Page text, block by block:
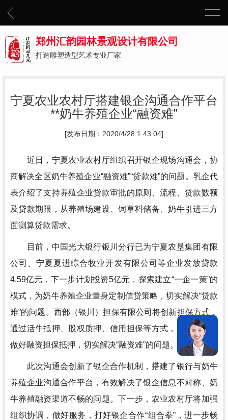
郑州汇韵园林景观设计有限公司
打造雕塑造型艺术专业厂家
宁夏农业农村厅搭建银企沟通合作平台
**奶牛养殖企业“融资难”
[发布日期：2020/4/28 1:43:04]
近日，宁夏农业农村厅组织召开银企现场沟通会，协
商解决全区奶牛养殖企业“融资难”“贷款难”的问题。乳企代
表介绍了支持养殖企业贷款审批的原则、流程、贷款数额
及贷款期限，从养殖场建设、饲草料储备、奶牛引进三方
面测算贷款需求。
目前，中国光大银行银川分行已为宁夏农垦集团有限
公司、宁夏夏进综合牧业开发有限公司等企业发放贷款
4.59亿元，下一步计划投资5亿元，探索建立“一企一策”的
模式，为奶牛养殖企业量身定制信贷策略，切实解决“贷款
难”的问题。西部（银川）担保有限公司将创新担保方式，
通过活牛抵押、股权质押、信用担保等方式，为养殖企业
做好融资担保抵押，切实解决“融资难”的问题。
此次沟通会创新了银企合作机制，搭建了银行与奶牛
养殖企业沟通合作平台，有效解决了银企信息不对称、奶
牛养殖融资渠道不畅的问题。下一步，农业农村厅将加强
组织协调，做好服务，打好银企合作“组合拳”，进一步畅